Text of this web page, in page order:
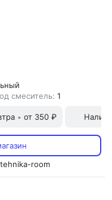
смеситель: 1
• от 350 ₽
room